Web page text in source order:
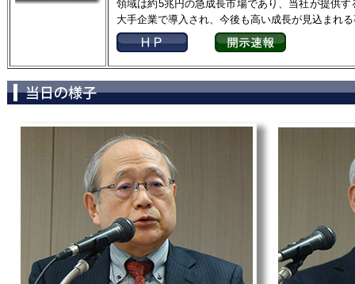
領域は約5兆円の急成長市場であり、当社が提供
大手企業で導入され、今後も高い成長が見込まれ